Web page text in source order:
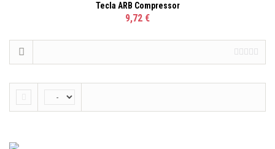
Tecla ARB Compressor
9,72 €